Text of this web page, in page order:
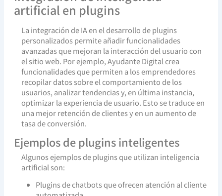
artificial en plugins
La integración de IA en el desarrollo de plugins
personalizados permite añadir funcionalidades
avanzadas que mejoran la interacción del usuario con
el sitio web. Por ejemplo, Ayudante Digital crea
funcionalidades que permiten a los emprendedores
recopilar datos sobre el comportamiento de los
usuarios, analizar tendencias y, en última instancia,
optimizar la experiencia de usuario. Esto se traduce en
una mejor retención de clientes y en un aumento de
tasa de conversión.
Ejemplos de plugins inteligentes
Algunos ejemplos de plugins que utilizan inteligencia
artificial son:
Plugins de chatbots que ofrecen atención al cliente